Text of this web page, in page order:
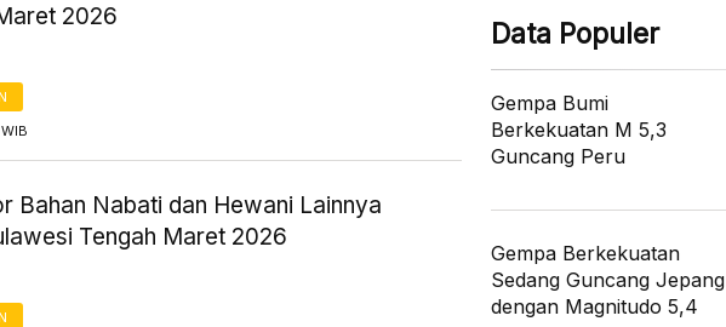
2026
Bahan Nabati dan Hewani Lainnya
Tengah Maret 2026
Data Populer
Gempa Bumi
Berkekuatan M 5,3
Guncang Peru
Gempa Berkekuatan
Sedang Guncang Jepang
dengan Magnitudo 5,4